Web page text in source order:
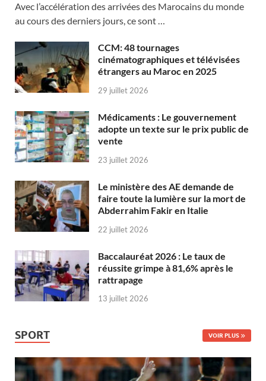
Avec l’accélération des arrivées des Marocains du monde
au cours des derniers jours, ce sont …
CCM: 48 tournages
cinématographiques et télévisées
étrangers au Maroc en 2025
29 juillet 2026
Médicaments : Le gouvernement
adopte un texte sur le prix public de
vente
23 juillet 2026
Le ministère des AE demande de
faire toute la lumière sur la mort de
Abderrahim Fakir en Italie
22 juillet 2026
Baccalauréat 2026 : Le taux de
réussite grimpe à 81,6% après le
rattrapage
13 juillet 2026
SPORT VOIR PLUS